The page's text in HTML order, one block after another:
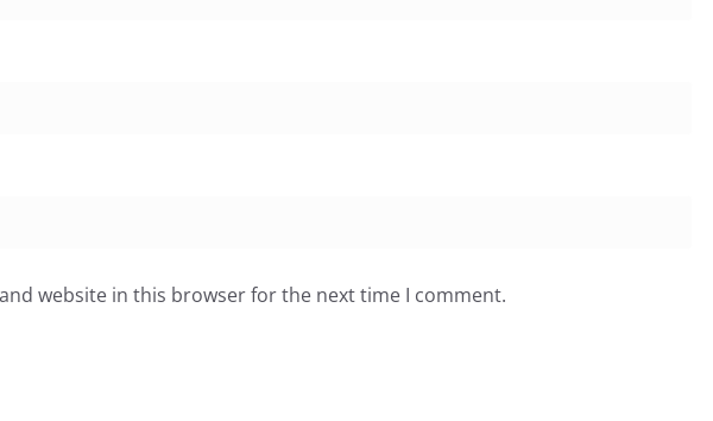
website in this browser for the next time I comment.